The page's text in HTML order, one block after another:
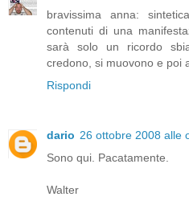
bravissima anna:
contenuti di una
sarà solo un ricordo
credono, si muovono e poi
Rispondi
dario 26 ottobre 2008 alle
Sono qui. Pacatamente.
Walter